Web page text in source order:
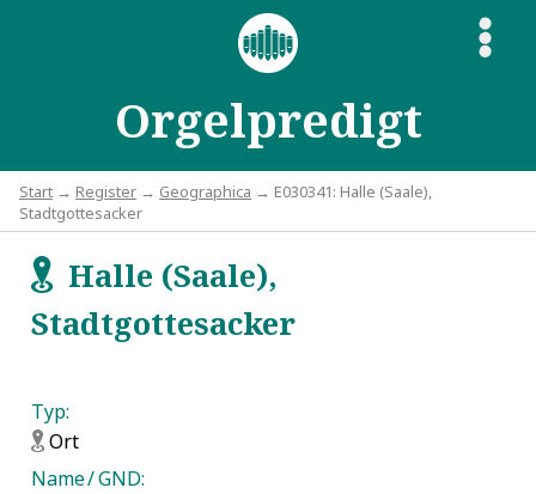
Orgelpredigt
S
Start → Register → Geographica → E030341: Halle (Saale),
Stadtgottesacker
fHalle (Saale),
Stadtgottesacker
Typ:
fOrt
Name / GND: